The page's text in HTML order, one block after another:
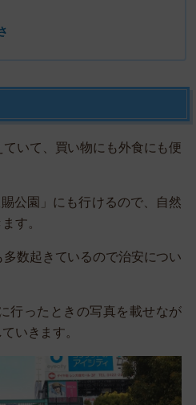
いて、買い物にも外食にも便
公園」にも行けるので、自然
す。
数起きているので治安につい
行ったときの写真を載せなが
いきます。